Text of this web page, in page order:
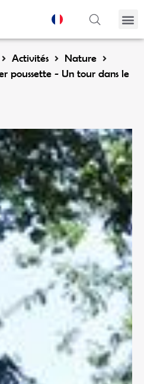
Activités
Nature
poussette - Un tour dans le